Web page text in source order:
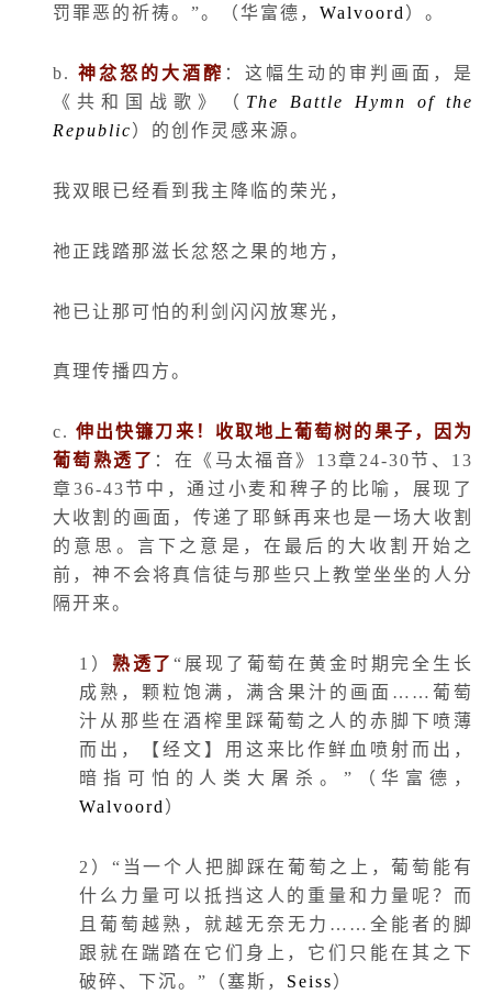
罚罪恶的祈祷。”。（华富德， Walvoord ）。
b. 神忿怒的大酒醡 ：这幅生动的审判画面，是
《共和国战歌》（ The Battle Hymn of the
Republic）的创作灵感来源。
我双眼已经看到我主降临的荣光，
祂正践踏那滋长忿怒之果的地方，
祂已让那可怕的利剑闪闪放寒光，
真理传播四方。
c. 伸出快镰刀来！收取地上葡萄树的果子，因为
葡萄熟透了 ：在《马太福音》 13章 24-30节、 13
章36-43节中，通过小麦和稗子的比喻，展现了
大收割的画面，传递了耶稣再来也是一场大收割
的意思。言下之意是，在最后的大收割开始之
前，神不会将真信徒与那些只上教堂坐坐的人分
隔开来。
1 ） 熟透了“展现了葡萄在黄金时期完全生长
成熟，颗粒饱满，满含果汁的画面……葡萄
汁从那些在酒榨里踩葡萄之人的赤脚下喷薄
而出，【经文】用这来比作鲜血喷射而出，
暗指可怕的人类大屠杀。”（华富德，
Walvoord ）
2 ）“当一个人把脚踩在葡萄之上，葡萄能有
什么力量可以抵挡这人的重量和力量呢？而
且葡萄越熟，就越无奈无力……全能者的脚
跟就在踹踏在它们身上，它们只能在其之下
破碎、下沉。”（塞斯， Seiss）